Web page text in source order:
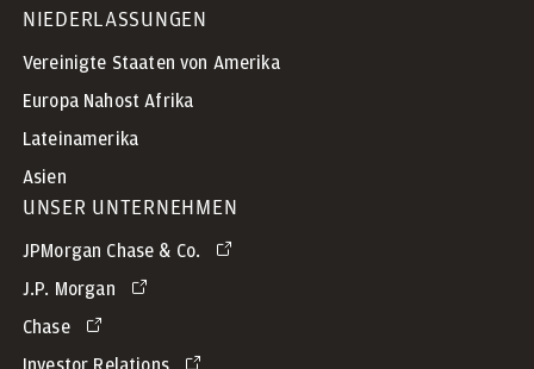
NIEDERLASSUNGEN
Vereinigte Staaten von Amerika
Europa Nahost Afrika
Lateinamerika
Asien
UNSER UNTERNEHMEN
JPMorgan Chase & Co.
J.P. Morgan
Chase
Investor Relations